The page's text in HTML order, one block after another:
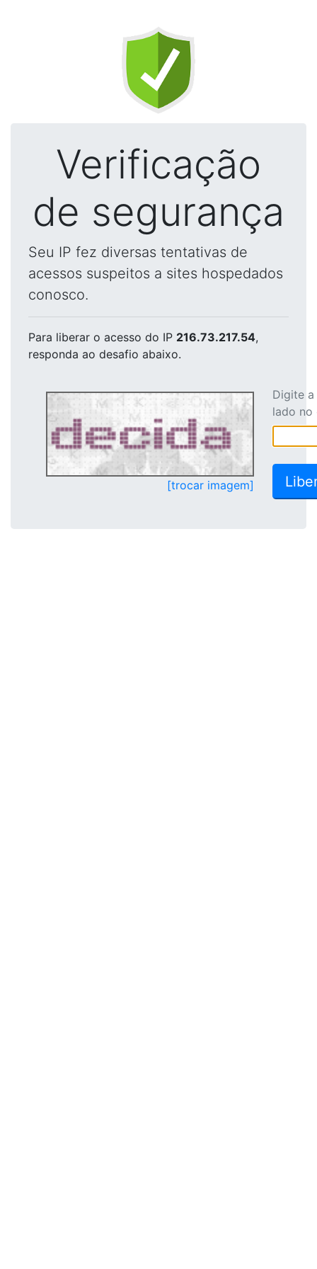
Verificação
de segurança
Seu IP fez diversas tentativas de
acessos suspeitos a sites hospedados
conosco.
Para liberar o acesso do IP 216.73.217.54,
responda ao desafio abaixo.
[trocar imagem]
Digite
lado no